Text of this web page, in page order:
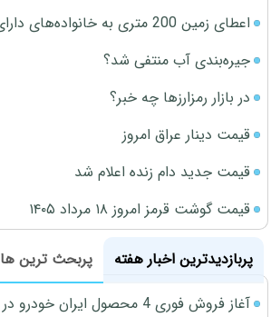
اعطای زمین 200 متری به خانواده‌های دارای 3 فرزند
جیره‌بندی آب منتفی شد؟
در بازار رمزارزها چه خبر؟
قیمت دینار عراق امروز
قیمت جدید دام زنده اعلام شد
قیمت گوشت قرمز امروز ۱۸ مرداد ۱۴۰۵
پربازدیدترین اخبار هفته
پربحث ترین ها
آغاز فروش فوری 4 محصول ایران خودرو در نمایندگی‌ها